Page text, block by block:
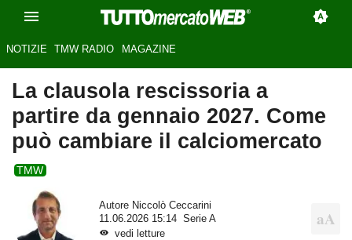
NOTIZIE TMW RADIO MAGAZINE
La clausola rescissoria a
partire da gennaio 2027. Come
può cambiare il calciomercato
TMW
Autore Niccolò Ceccarini
11.06.2026 15:14
Serie A
vedi letture